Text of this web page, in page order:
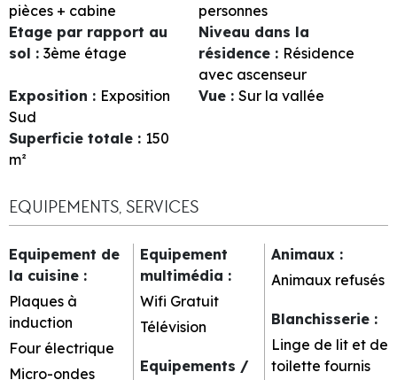
pièces + cabine
personnes
Etage par rapport au
sol : 3ème étage
Niveau dans la
résidence : Résidence
avec ascenseur
Exposition : Exposition
Sud
Vue : Sur la vallée
Superficie totale : 150
m²
EQUIPEMENTS, SERVICES
Equipement de
la cuisine :
Plaques à
induction
Four électrique
Micro-ondes
Equipement
multimédia :
Wifi Gratuit
Télévision
Equipements /
Animaux :
Animaux refusés
Blanchisserie :
Linge de lit et de
toilette fournis